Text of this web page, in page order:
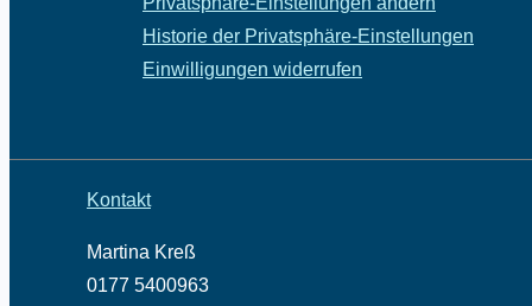
Historie der Privatsphäre-Einstellungen
Einwilligungen widerrufen
Kontakt
Martina Kreß
0177 5400963